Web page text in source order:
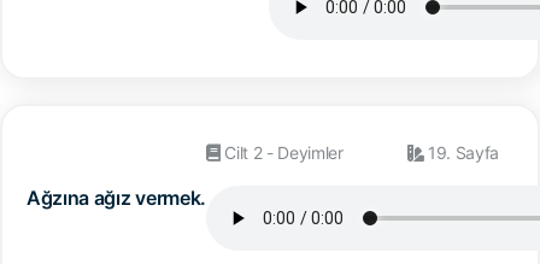
Ağzına ağız vermek.
Cilt 2 - Deyimler 19. Sayfa